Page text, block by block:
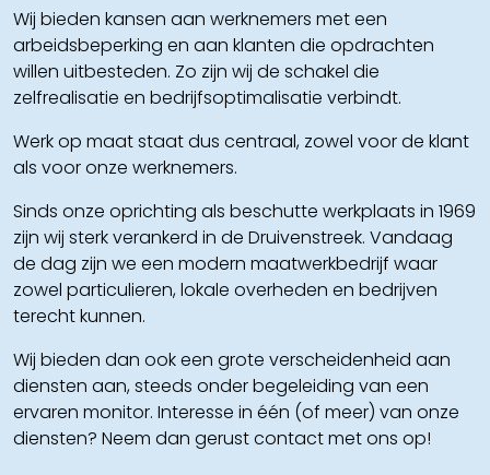
Wij bieden kansen aan werknemers met een
arbeidsbeperking en aan klanten die opdrachten
willen uitbesteden. Zo zijn wij de schakel die
zelfrealisatie en bedrijfsoptimalisatie verbindt.
Werk op maat staat dus centraal, zowel voor de klant
als voor onze werknemers.
Sinds onze oprichting als beschutte werkplaats in 1969
zijn wij sterk verankerd in de Druivenstreek. Vandaag
de dag zijn we een modern maatwerkbedrijf waar
zowel particulieren, lokale overheden en bedrijven
terecht kunnen.
Wij bieden dan ook een grote verscheidenheid aan
diensten aan, steeds onder begeleiding van een
ervaren monitor. Interesse in één (of meer) van onze
diensten? Neem dan gerust contact met ons op!